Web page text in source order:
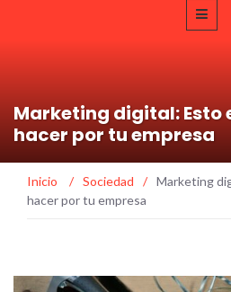
Marketing digital: Esto
hacer por tu empresa
Inicio / Sociedad / Marketing
hacer por tu empresa